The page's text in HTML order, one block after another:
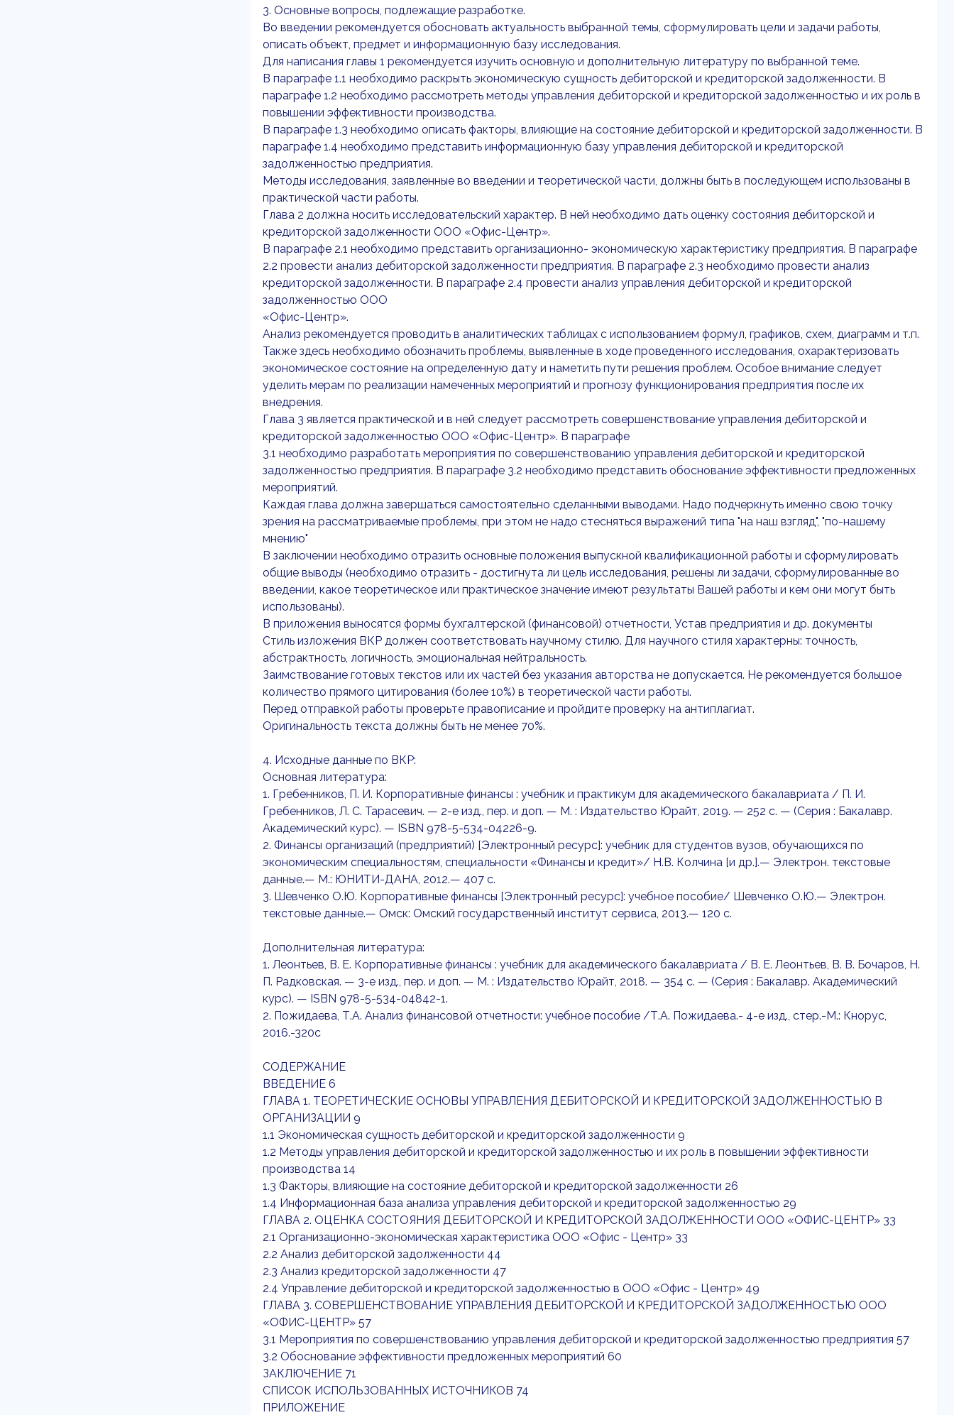
3. Основные вопросы, подлежащие разработке.
Во введении рекомендуется обосновать актуальность выбранной темы, сформулировать цели и задачи работы,
описать объект, предмет и информационную базу исследования.
Для написания главы 1 рекомендуется изучить основную и дополнительную литературу по выбранной теме.
В параграфе 1.1 необходимо раскрыть экономическую сущность дебиторской и кредиторской задолженности. В
параграфе 1.2 необходимо рассмотреть методы управления дебиторской и кредиторской задолженностью и их роль в
повышении эффективности производства.
В параграфе 1.3 необходимо описать факторы, влияющие на состояние дебиторской и кредиторской задолженности. В
параграфе 1.4 необходимо представить информационную базу управления дебиторской и кредиторской
задолженностью предприятия.
Методы исследования, заявленные во введении и теоретической части, должны быть в последующем использованы в
практической части работы.
Глава 2 должна носить исследовательский характер. В ней необходимо дать оценку состояния дебиторской и
кредиторской задолженности ООО «Офис-Центр».
В параграфе 2.1 необходимо представить организационно- экономическую характеристику предприятия. В параграфе
2.2 провести анализ дебиторской задолженности предприятия. В параграфе 2.3 необходимо провести анализ
кредиторской задолженности. В параграфе 2.4 провести анализ управления дебиторской и кредиторской
задолженностью ООО
«Офис-Центр».
Анализ рекомендуется проводить в аналитических таблицах с использованием формул, графиков, схем, диаграмм и т.п.
Также здесь необходимо обозначить проблемы, выявленные в ходе проведенного исследования, охарактеризовать
экономическое состояние на определенную дату и наметить пути решения проблем. Особое внимание следует
уделить мерам по реализации намеченных мероприятий и прогнозу функционирования предприятия после их
внедрения.
Глава 3 является практической и в ней следует рассмотреть совершенствование управления дебиторской и
кредиторской задолженностью ООО «Офис-Центр». В параграфе
3.1 необходимо разработать мероприятия по совершенствованию управления дебиторской и кредиторской
задолженностью предприятия. В параграфе 3.2 необходимо представить обоснование эффективности предложенных
мероприятий.
Каждая глава должна завершаться самостоятельно сделанными выводами. Надо подчеркнуть именно свою точку
зрения на рассматриваемые проблемы, при этом не надо стесняться выражений типа "на наш взгляд", "по-нашему
мнению"
В заключении необходимо отразить основные положения выпускной квалификационной работы и сформулировать
общие выводы (необходимо отразить - достигнута ли цель исследования, решены ли задачи, сформулированные во
введении, какое теоретическое или практическое значение имеют результаты Вашей работы и кем они могут быть
использованы).
В приложения выносятся формы бухгалтерской (финансовой) отчетности, Устав предприятия и др. документы
Стиль изложения ВКР должен соответствовать научному стилю. Для научного стиля характерны: точность,
абстрактность, логичность, эмоциональная нейтральность.
Заимствование готовых текстов или их частей без указания авторства не допускается. Не рекомендуется большое
количество прямого цитирования (более 10%) в теоретической части работы.
Перед отправкой работы проверьте правописание и пройдите проверку на антиплагиат.
Оригинальность текста должны быть не менее 70%.
4. Исходные данные по ВКР:
Основная литература:
1. Гребенников, П. И. Корпоративные финансы : учебник и практикум для академического бакалавриата / П. И.
Гребенников, Л. С. Тарасевич. — 2-е изд., пер. и доп. — М. : Издательство Юрайт, 2019. — 252 с. — (Серия : Бакалавр.
Академический курс). — ISBN 978-5-534-04226-9.
2. Финансы организаций (предприятий) [Электронный ресурс]: учебник для студентов вузов, обучающихся по
экономическим специальностям, специальности «Финансы и кредит»/ Н.В. Колчина [и др.].— Электрон. текстовые
данные.— М.: ЮНИТИ-ДАНА, 2012.— 407 c.
3. Шевченко О.Ю. Корпоративные финансы [Электронный ресурс]: учебное пособие/ Шевченко О.Ю.— Электрон.
текстовые данные.— Омск: Омский государственный институт сервиса, 2013.— 120 c.
Дополнительная литература:
1. Леонтьев, В. Е. Корпоративные финансы : учебник для академического бакалавриата / В. Е. Леонтьев, В. В. Бочаров, Н.
П. Радковская. — 3-е изд., пер. и доп. — М. : Издательство Юрайт, 2018. — 354 с. — (Серия : Бакалавр. Академический
курс). — ISBN 978-5-534-04842-1.
2. Пожидаева, Т.А. Анализ финансовой отчетности: учебное пособие /Т.А. Пожидаева.- 4-е изд., стер.-М.: Кнорус,
2016.-320с
СОДЕРЖАНИЕ
ВВЕДЕНИЕ 6
ГЛАВА 1. ТЕОРЕТИЧЕСКИЕ ОСНОВЫ УПРАВЛЕНИЯ ДЕБИТОРСКОЙ И КРЕДИТОРСКОЙ ЗАДОЛЖЕННОСТЬЮ В
ОРГАНИЗАЦИИ 9
1.1 Экономическая сущность дебиторской и кредиторской задолженности 9
1.2 Методы управления дебиторской и кредиторской задолженностью и их роль в повышении эффективности
производства 14
1.3 Факторы, влияющие на состояние дебиторской и кредиторской задолженности 26
1.4 Информационная база анализа управления дебиторской и кредиторской задолженностью 29
ГЛАВА 2. ОЦЕНКА СОСТОЯНИЯ ДЕБИТОРСКОЙ И КРЕДИТОРСКОЙ ЗАДОЛЖЕННОСТИ ООО «ОФИС-ЦЕНТР» 33
2.1 Организационно-экономическая характеристика ООО «Офис - Центр» 33
2.2 Анализ дебиторской задолженности 44
2.3 Анализ кредиторской задолженности 47
2.4 Управление дебиторской и кредиторской задолженностью в ООО «Офис - Центр» 49
ГЛАВА 3. СОВЕРШЕНСТВОВАНИЕ УПРАВЛЕНИЯ ДЕБИТОРСКОЙ И КРЕДИТОРСКОЙ ЗАДОЛЖЕННОСТЬЮ ООО
«ОФИС-ЦЕНТР» 57
3.1 Мероприятия по совершенствованию управления дебиторской и кредиторской задолженностью предприятия 57
3.2 Обоснование эффективности предложенных мероприятий 60
ЗАКЛЮЧЕНИЕ 71
СПИСОК ИСПОЛЬЗОВАННЫХ ИСТОЧНИКОВ 74
ПРИЛОЖЕНИЕ